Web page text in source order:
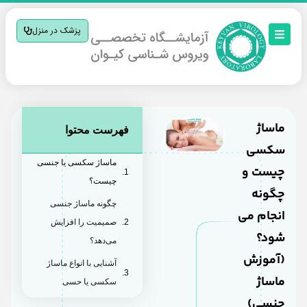
پزشک در منزل
ماساژ
سکسی
چیست و
چگونه
انجام می
شود؟
(آموزش
ماساژ
فهرست محتوا
ماساژ سکسی یا جنسی
چیست؟
چگونه ماساژ جنسی
صمیمیت را افزایش
می‌دهد؟
آشنایی با انواع ماساژ
سکسی یا حسی